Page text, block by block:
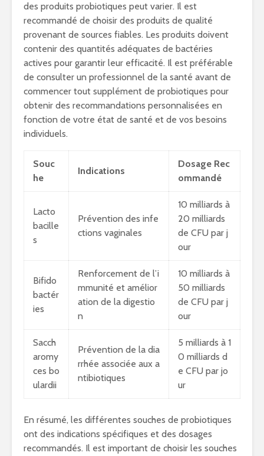
des produits probiotiques peut varier. Il est
recommandé de choisir des produits de qualité
provenant de sources fiables. Les produits doivent
contenir des quantités adéquates de bactéries
actives pour garantir leur efficacité. Il est préférable
de consulter un professionnel de la santé avant de
commencer tout supplément de probiotiques pour
obtenir des recommandations personnalisées en
fonction de votre état de santé et de vos besoins
individuels.
Souc
he
Indications
Dosage Rec
ommandé
Lacto
bacille
s
Prévention des infe
ctions vaginales
10 milliards à
20 milliards
de CFU par j
our
Bifido
bactér
ies
Renforcement de l’i
mmunité et amélior
ation de la digestio
n
10 milliards à
50 milliards
de CFU par j
our
Sacch
aromy
ces bo
ulardii
Prévention de la dia
rrhée associée aux a
ntibiotiques
5 milliards à 1
0 milliards d
e CFU par jo
ur
En résumé, les différentes souches de probiotiques
ont des indications spécifiques et des dosages
recommandés. Il est important de choisir les souches